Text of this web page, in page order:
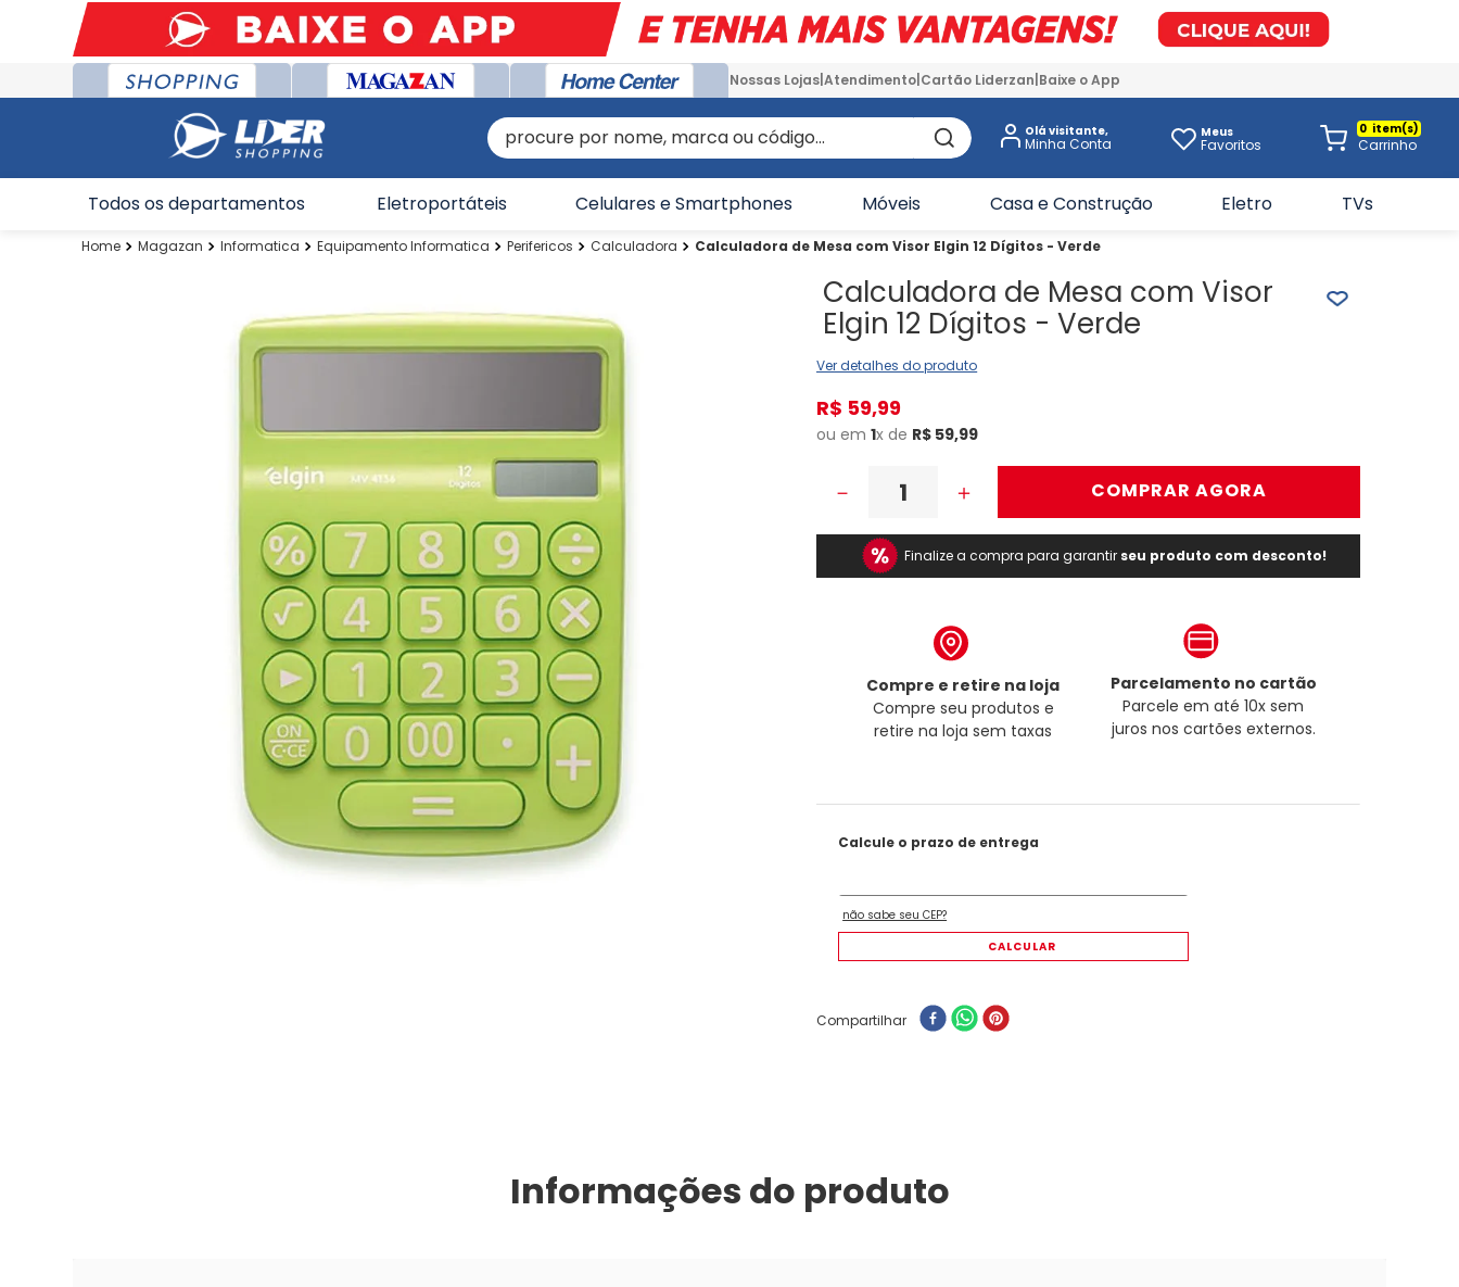
Nossas Lojas Atendimento Cartão Liderzan Baixe o App
procure por nome, marca ou código... Olá visitante, Meus
Favoritos
0
Todos os departamentos Eletroportáteis Celulares e Smartphones Móveis Casa e Construção Eletro TVs
Magazan Informatica Equipamento Informatica Perifericos Calculadora Calculadora de Mesa com Visor Elgin 12 Dígitos - Verde
Calculadora de Mesa com Visor
Elgin 12 Dígitos - Verde
Ver detalhes do produto
R$ 59,99
ou em1x de R$ 59,99
＋
－ COMPRAR AGORA
Finalize a compra para garantir seu produto com desconto!
Compre e retire na loja
Compre seu produtos e
retire na loja sem taxas
Parcelamento no cartão
Parcele em até 10x sem
juros nos cartões externos.
Compartilhar
Informações do produto